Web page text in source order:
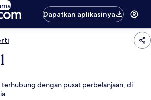
Dapatkan aplikasinya
dengan pusat perbelanjaan, di